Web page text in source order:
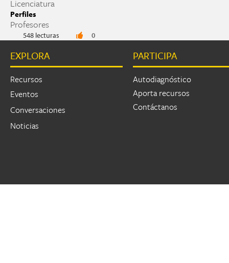
Licenciatura
Perfiles
Profesores
548 lecturas 0
EXPLORA
Recursos
Eventos
Conversaciones
Noticias
PARTICIPA
Autodiagnóstico
Aporta recursos
Contáctanos